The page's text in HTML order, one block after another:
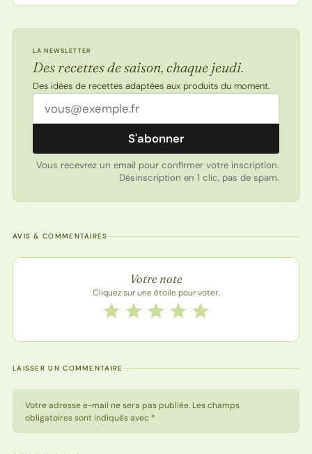
LA NEWSLETTER
Des recettes de saison, chaque jeudi.
Des idées de recettes adaptées aux produits du moment.
Adresse email
S'abonner
Vous recevrez un email pour confirmer votre inscription.
Désinscription en 1 clic, pas de spam.
AVIS & COMMENTAIRES
Note de la recette
Votre note
Cliquez sur une étoile pour voter.
Notez cette recette de 1 à 5 étoiles
5 étoiles
4 étoiles
3 étoiles
2 étoiles
1 étoile
LAISSER UN COMMENTAIRE
Votre adresse e-mail ne sera pas publiée. Les champs
obligatoires sont indiqués avec *